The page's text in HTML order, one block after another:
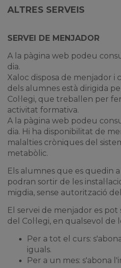
ALTRES SERVEIS
SERVEI DE MENJADOR
A la pàgina web podeu
dia.
Xaloc disposa de menjador i
dels alumnes està dirigida
Col·legi, que treballen per
activitat formativa.
A la pàgina web podeu
dia. Hi ha disponibilitat de
malalties cròniques del
metabòlic.
Els alumnes que es quedin
podran sortir de les
migdia, sense autorització
El servei de menjador es pot
del Col·legi, en qualsevol de
Per a tot el curs:
iguals.
Per a un mes: s'abona